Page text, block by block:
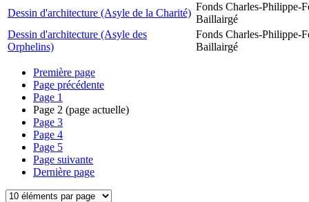
Dessin d'architecture (Asyle de la Charité)
Fonds Charles-Philippe-
Baillairgé
Dessin d'architecture (Asyle des
Orphelins)
Fonds Charles-Philippe-
Baillairgé
Première page
Page précédente
Page 1
Page 2 (page actuelle)
Page 3
Page 4
Page 5
Page suivante
Dernière page